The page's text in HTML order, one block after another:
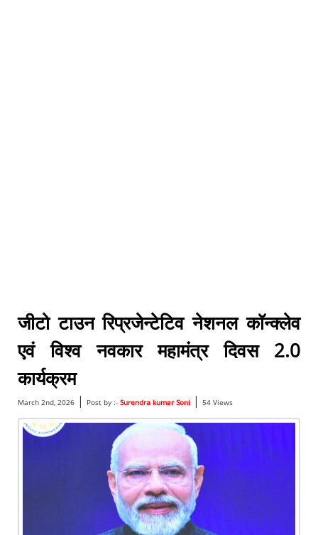
जीटो टाउन रिप्रजेन्टेटिव नेशनल कॉन्क्लेव
एवं विश्व नवकार महामंत्र दिवस 2.0
कार्यक्रम
March 2nd, 2026| Post by :- Surendra kumar Soni | 54 Views